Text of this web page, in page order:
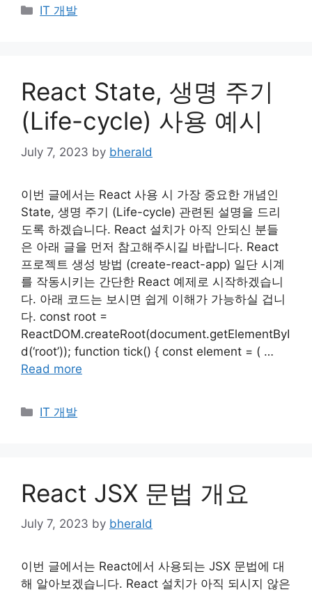
Categories
IT 개발
React State, 생명 주기
(Life-cycle) 사용 예시
July 7, 2023 by bherald
이번 글에서는 React 사용 시 가장 중요한 개념인
State, 생명 주기 (Life-cycle) 관련된 설명을 드리
도록 하겠습니다. React 설치가 아직 안되신 분들
은 아래 글을 먼저 참고해주시길 바랍니다. React
프로젝트 생성 방법 (create-react-app) 일단 시계
를 작동시키는 간단한 React 예제로 시작하겠습니
다. 아래 코드는 보시면 쉽게 이해가 가능하실 겁니
다. const root =
ReactDOM.createRoot(document.getElementByI
d(‘root’)); function tick() { const element = ( …
Read more
Categories
IT 개발
React JSX 문법 개요
July 7, 2023 by bherald
이번 글에서는 React에서 사용되는 JSX 문법에 대
해 알아보겠습니다. React 설치가 아직 되시지 않은